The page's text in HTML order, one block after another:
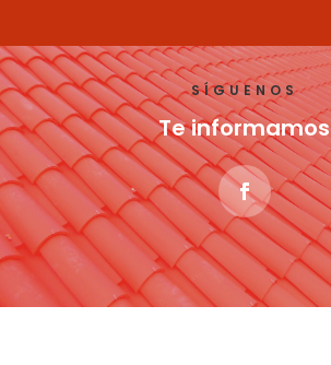
SÍGUENOS
Te informamos